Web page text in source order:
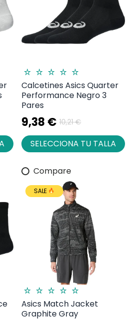
Calcetines Asics Quarter
Performance Negro 3
Pares
9,38 € 10,21 €
SELECCIONA TU TALLA
Compare
SALE
Asics Match Jacket
Graphite Gray